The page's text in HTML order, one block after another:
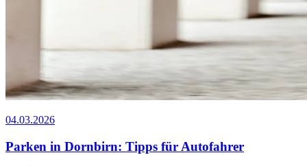
04.03.2026
Parken in Dornbirn: Tipps für Autofahrer